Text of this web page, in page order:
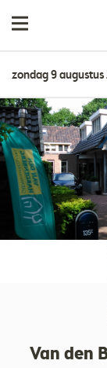
zondag 9 augustus
Van den